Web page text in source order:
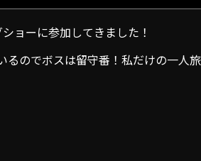
ョーに参加してきました！
のでボスは留守番！私だけの一人